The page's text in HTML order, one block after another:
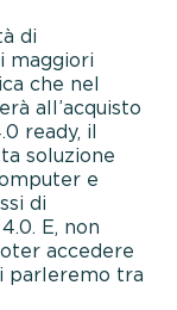
di
maggiori
che nel
all’acquisto
ready, il
soluzione
e
di
E, non
accedere
parleremo tra